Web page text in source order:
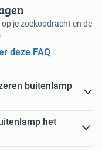
je zoekopdracht en de
deze FAQ
buitenlamp
het